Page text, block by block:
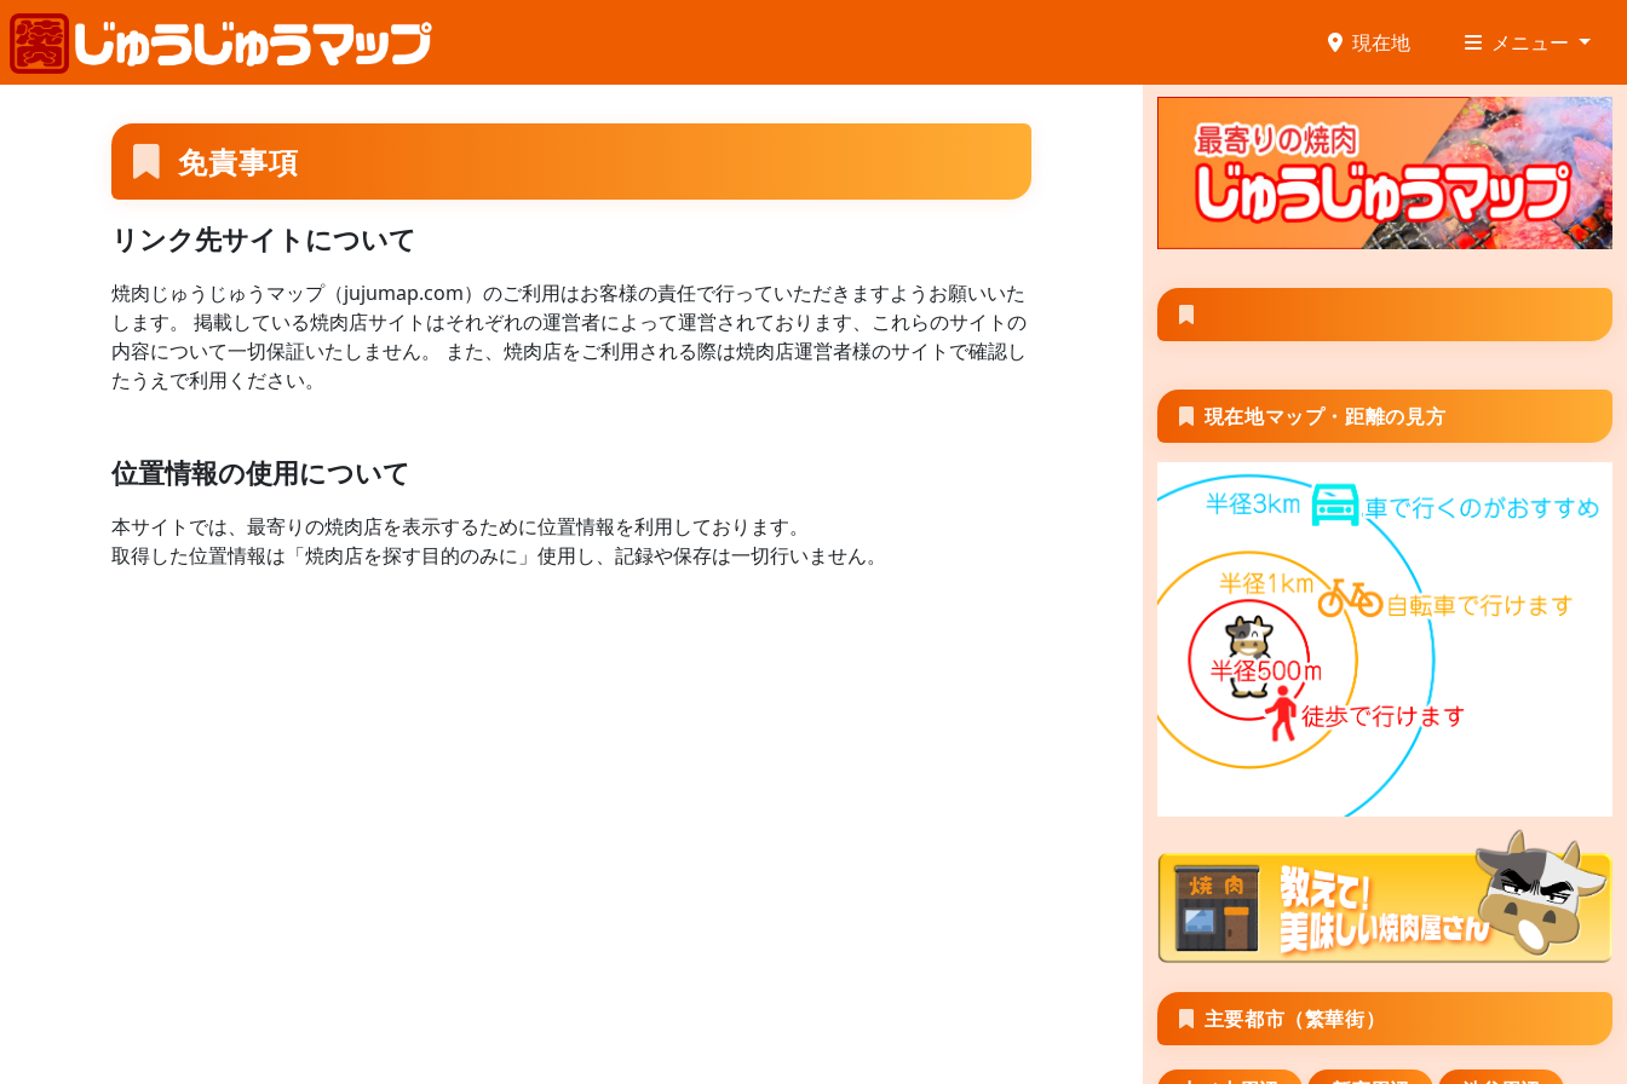
現在地 メニュー
免責事項
リンク先サイトについて
焼肉じゅうじゅうマップ（jujumap.com）のご利用はお客様の責任で行っていただきますようお願いいた
します。 掲載している焼肉店サイトはそれぞれの運営者によって運営されております、これらのサイトの
内容について一切保証いたしません。 また、焼肉店をご利用される際は焼肉店運営者様のサイトで確認し
たうえで利用ください。
位置情報の使用について
本サイトでは、最寄りの焼肉店を表示するために位置情報を利用しております。
取得した位置情報は「焼肉店を探す目的のみに」使用し、記録や保存は一切行いません。
現在地マップ・距離の見方
主要都市（繁華街）